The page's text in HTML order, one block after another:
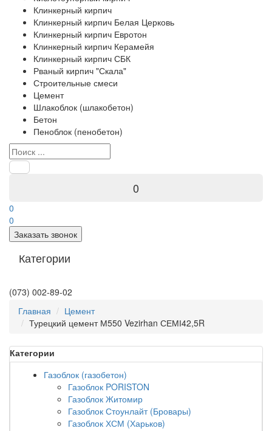
Клинкерный кирпич
Клинкерный кирпич Белая Церковь
Клинкерный кирпич Евротон
Клинкерный кирпич Керамейя
Клинкерный кирпич СБК
Рваный кирпич "Скала"
Строительные смеси
Цемент
Шлакоблок (шлакобетон)
Бетон
Пеноблок (пенобетон)
0
0
0
Заказать звонок
Категории
(073) 002-89-02
Главная
Цемент
Турецкий цемент М550 Vezirhan СЕМІ42,5R
Категории
Газоблок (газобетон)
Газоблок PORISTON
Газоблок Житомир
Газоблок Стоунлайт (Бровары)
Газоблок ХСМ (Харьков)